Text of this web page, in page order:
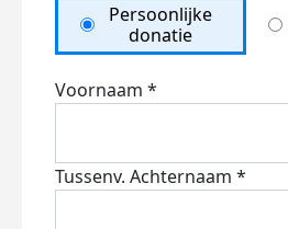
Persoonlijke
donatie
Voornaam *
Tussenv. Achternaam *